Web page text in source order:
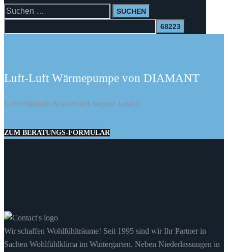
Suchen
nach:
Luft-Luft Wärmepumpe von DIAMANT
Unverbindlich & kostenlos beraten lassen!
ZUM BERATUNGS-FORMULAR
Wir schaffen Wohlfühlträume! Seit 1995 sind wir Ihr Partner in
Sachen Wohlfühlklima im Wintergarten. Neben Niederlassungen in